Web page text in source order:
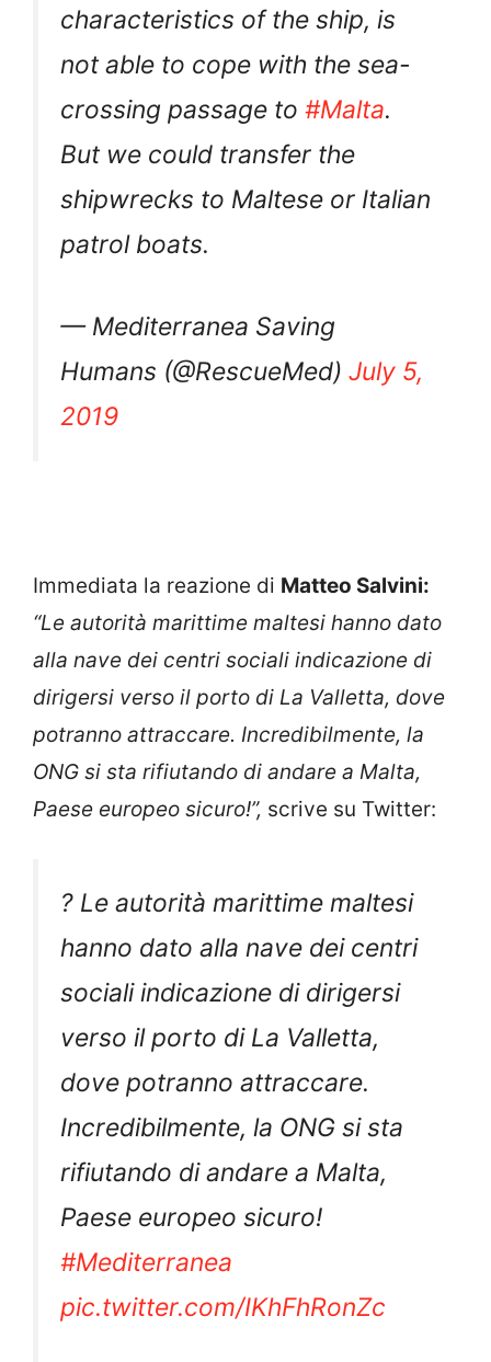
of the people on board and the
characteristics of the ship, is
not able to cope with the sea-
crossing passage to#Malta
But we could transfer the
shipwrecks to Maltese or Italian
— Mediterranea Saving
Humans (@RescueMed)
Immediata la reazione diMatteo Salvini:
“Le autorità marittime maltesi hanno dato
alla nave dei centri sociali indicazione di
dirigersi verso il porto di La Valletta, dove
potranno attraccare. Incredibilmente, la
ONG si sta rifiutando di andare a Malta,
? Le autorità marittime maltesi
hanno dato alla nave dei centri
sociali indicazione di dirigersi
verso il porto di La Valletta,
dove potranno attraccare.
Incredibilmente, la ONG si sta
rifiutando di andare a Malta,
Paese europeo sicuro!
#Mediterranea